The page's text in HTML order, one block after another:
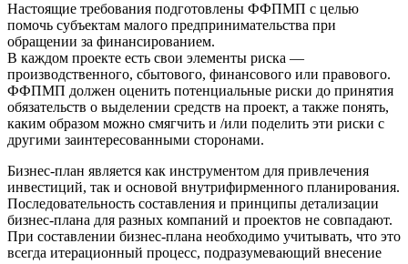
Настоящие требования подготовлены ФФПМП с целью
помочь субъектам малого предпринимательства при
обращении за финансированием.
В каждом проекте есть свои элементы риска —
производственного, сбытового, финансового или правового.
ФФПМП должен оценить потенциальные риски до принятия
обязательств о выделении средств на проект, а также понять,
каким образом можно смягчить и /или поделить эти риски с
другими заинтересованными сторонами.
Бизнес-план является как инструментом для привлечения
инвестиций, так и основой внутрифирменного планирования.
Последовательность составления и принципы детализации
бизнес-плана для разных компаний и проектов не совпадают.
При составлении бизнес-плана необходимо учитывать, что это
всегда итерационный процесс, подразумевающий внесение